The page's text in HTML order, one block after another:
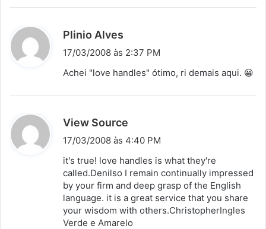
Plinio Alves
e
17/03/2008 às 2:37 PM
Achei "love handles" ótimo, ri demais aqui. 😀
View Source
i
s
e
17/03/2008 às 4:40 PM
it's true! love handles is what they're
called.Denilso I remain continually impressed
by your firm and deep grasp of the English
language. it is a great service that you share
your wisdom with others.ChristopherIngles
Verde e Amarelo